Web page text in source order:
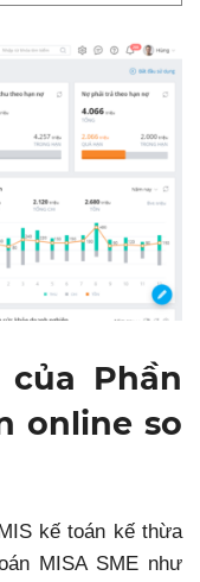
Phần
online so
kế toán kế thừa
MISA SME như